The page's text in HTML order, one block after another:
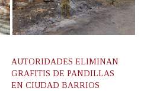
AUTORIDADES ELIMINAN
GRAFITIS DE PANDILLAS
EN CIUDAD BARRIOS